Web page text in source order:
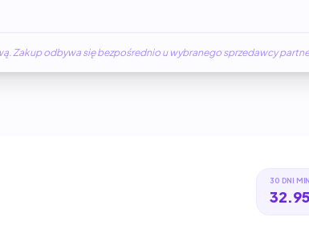
Zakup odbywa się bezpośrednio u wybranego sprzedawcy
30 DNI MIN.
32.95